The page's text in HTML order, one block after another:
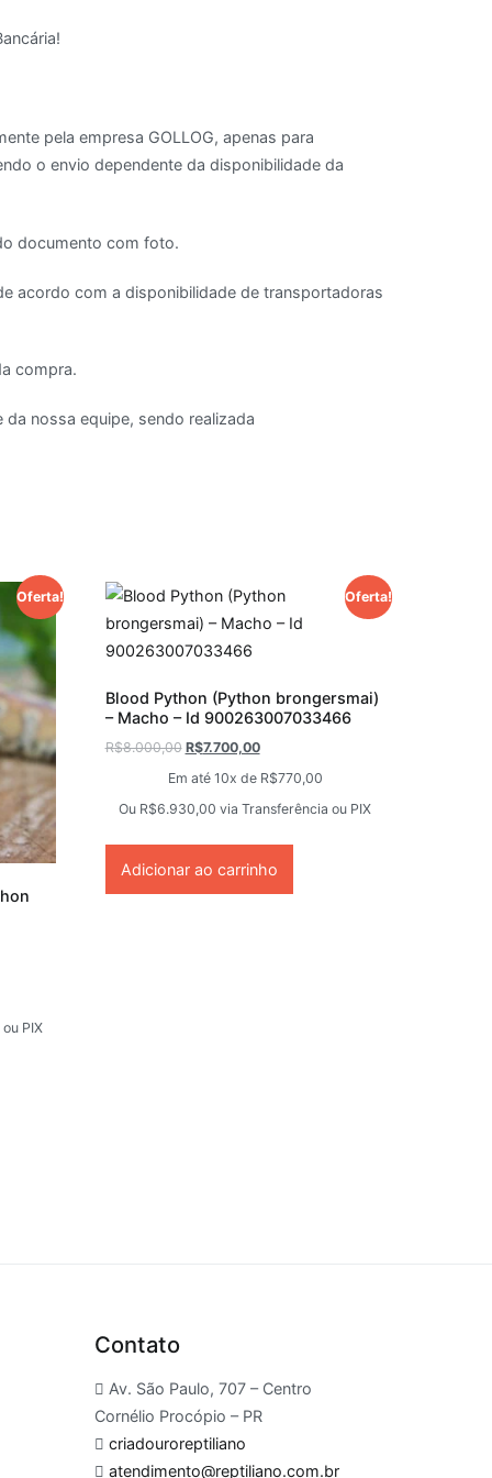
pela empresa GOLLOG, apenas para
o envio dependente da disponibilidade da
documento com foto.
acordo com a disponibilidade de transportadoras
compra.
nossa equipe, sendo realizada
Oferta!
PIX
Oferta!
Blood Python (Python brongersmai)
– Macho – Id 900263007033466
R$8.000,00 R$7.700,00
Em até 10x de R$770,00
Ou R$6.930,00 via Transferência ou PIX
Adicionar ao carrinho
Contato
Av. São Paulo, 707 – Centro
Cornélio Procópio – PR
criadouroreptiliano
atendimento@reptiliano.com.br